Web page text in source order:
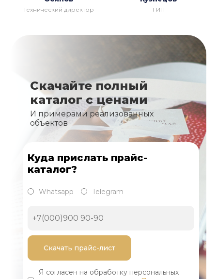
Технический директор ГИП
Скачайте полный
каталог с ценами
И примерами реализованных
объектов
Куда прислать прайс-
каталог?
Whatsapp Telegram
Я согласен на обработку персональных